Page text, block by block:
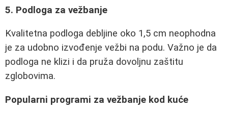
5. Podloga za vežbanje
Kvalitetna podloga debljine oko 1,5 cm neophodna
je za udobno izvođenje vežbi na podu. Važno je da
podloga ne klizi i da pruža dovoljnu zaštitu
zglobovima.
Popularni programi za vežbanje kod kuće